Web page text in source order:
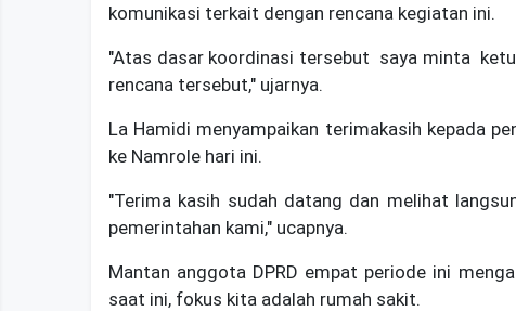
komunikasi terkait dengan rencana kegiatan ini.
"Atas dasar koordinasi tersebut saya minta
rencana tersebut," ujarnya.
La Hamidi menyampaikan terimakasih kepada
ke Namrole hari ini.
"Terima kasih sudah datang dan melihat
pemerintahan kami," ucapnya.
Mantan anggota DPRD empat periode ini
saat ini, fokus kita adalah rumah sakit.